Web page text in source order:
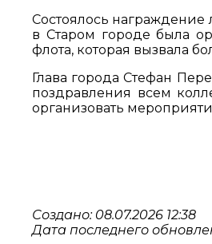
Состоялось
в Старом городе была
флота, которая вызвала
Глава города Стефан
поздравления всем
организовать
Создано: 08.07.2026 12:38
Дата последнего